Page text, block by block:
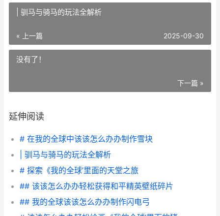
| 驯马与骑马的玩法全解析
« 上一篇 2025-09-30
没有了！
下一篇 »
延伸阅读
# 在我的全球中该该怎么办办制作雪块
| 驯马与骑马的玩法全解析
# 探索《我的全球’里面的天堂之旅
## 该该怎么办办轻松获得和平精英壁纸碎片
## 我的全球该该怎么办办制作闪电弓